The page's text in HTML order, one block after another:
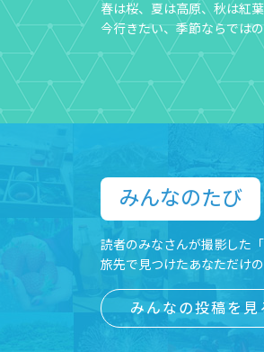
春は桜、夏は高原、秋は紅
今行きたい、季節ならでは
みんなのたび​
読者のみなさんが撮影した
旅先で見つけたあなただけ
みんなの投稿を見